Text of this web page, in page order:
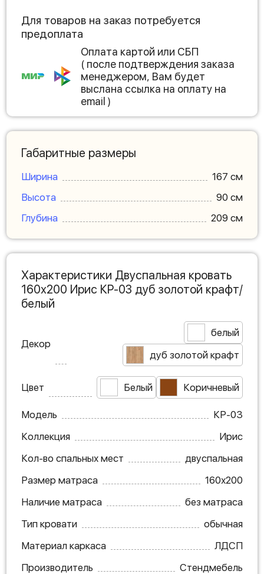
Для товаров на заказ потребуется
предоплата
Оплата картой или СБП
( после подтверждения заказа
менеджером, Вам будет
выслана ссылка на оплату на
email )
Габаритные размеры
Ширина
167 см
Высота
90 см
Глубина
209 см
Характеристики Двуспальная кровать
160х200 Ирис КР-03 дуб золотой крафт/
белый
Декор
белый
дуб золотой крафт
Цвет Белый Коричневый
Модель
КР-03
Коллекция
Ирис
Кол-во спальных мест
двуспальная
Размер матраса
160х200
Наличие матраса
без матраса
Тип кровати
обычная
Материал каркаса
ЛДСП
Производитель
Стендмебель